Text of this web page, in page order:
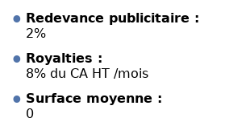
Redevance publicitaire :
2%
Royalties :
8% du CA HT /mois
Surface moyenne :
0